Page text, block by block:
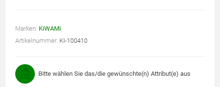
Marken: KiWAMi
Artikelnummer: KI-100410
Bitte wählen Sie das/die gewünschte(n) Attribut(e) aus